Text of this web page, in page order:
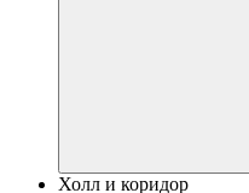
Холл и коридор